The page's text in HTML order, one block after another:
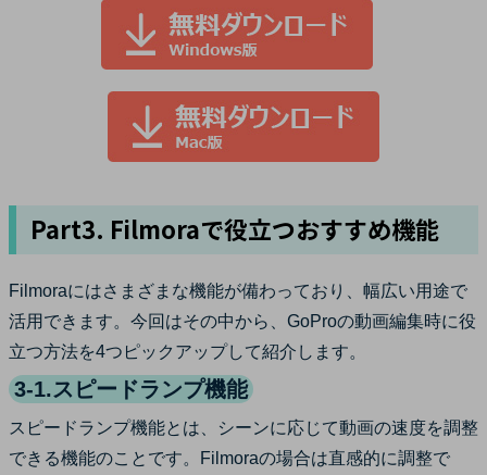
Part3. Filmoraで役立つおすすめ機能
Filmoraにはさまざまな機能が備わっており、幅広い用途で
活用できます。今回はその中から、GoProの動画編集時に役
立つ方法を4つピックアップして紹介します。
3-1.スピードランプ機能
スピードランプ機能とは、シーンに応じて動画の速度を調整
できる機能のことです。Filmoraの場合は直感的に調整で